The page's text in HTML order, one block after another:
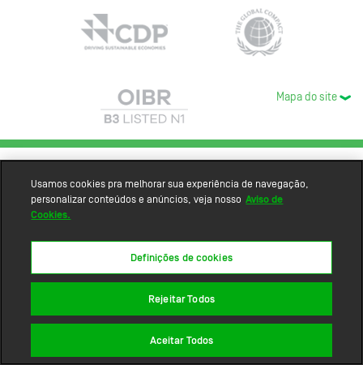
Mapa do site
Usamos cookies pra melhorar sua experiência de navegação,
personalizar conteúdos e anúncios, veja nosso Aviso de
Cookies.
Definições de cookies
Rejeitar Todos
Aceitar Todos